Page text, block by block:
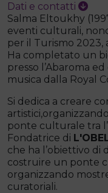
Dati e contatti
Salma Eltoukhy
eventi culturali,
per il Turismo
Ha completato un
presso l’Abaroma
musica dalla Royal
Si dedica a creare
ponte culturale tra
Fondatrice di
che ha l’obiettivo di
costruire un ponte
organizzando
curatoriali.